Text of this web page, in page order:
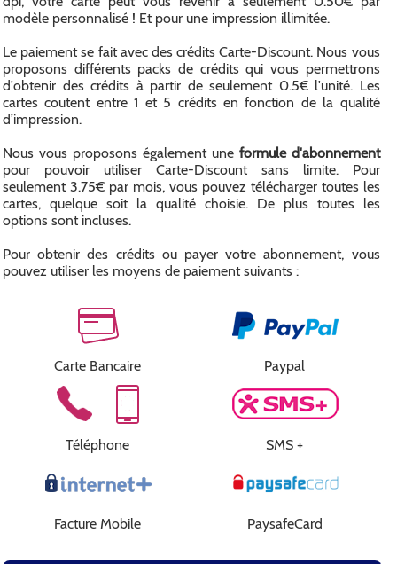
modèle personnalisé ! Et pour une impression illimitée.
Le paiement se fait avec des crédits Carte-Discount. Nous vous
proposons différents packs de crédits qui vous permettrons
d'obtenir des crédits à partir de seulement 0.5€ l'unité. Les
cartes coutent entre 1 et 5 crédits en fonction de la qualité
d’impression.
Nous vous proposons également uneformule d'abonnement
pour pouvoir utiliser Carte-Discount sans limite. Pour
seulement 3.75€ par mois, vous pouvez télécharger toutes les
cartes, quelque soit la qualité choisie. De plus toutes les
options sont incluses.
Pour obtenir des crédits ou payer votre abonnement, vous
pouvez utiliser les moyens de paiement suivants :
Carte Bancaire Paypal
Téléphone SMS +
Facture Mobile PaysafeCard